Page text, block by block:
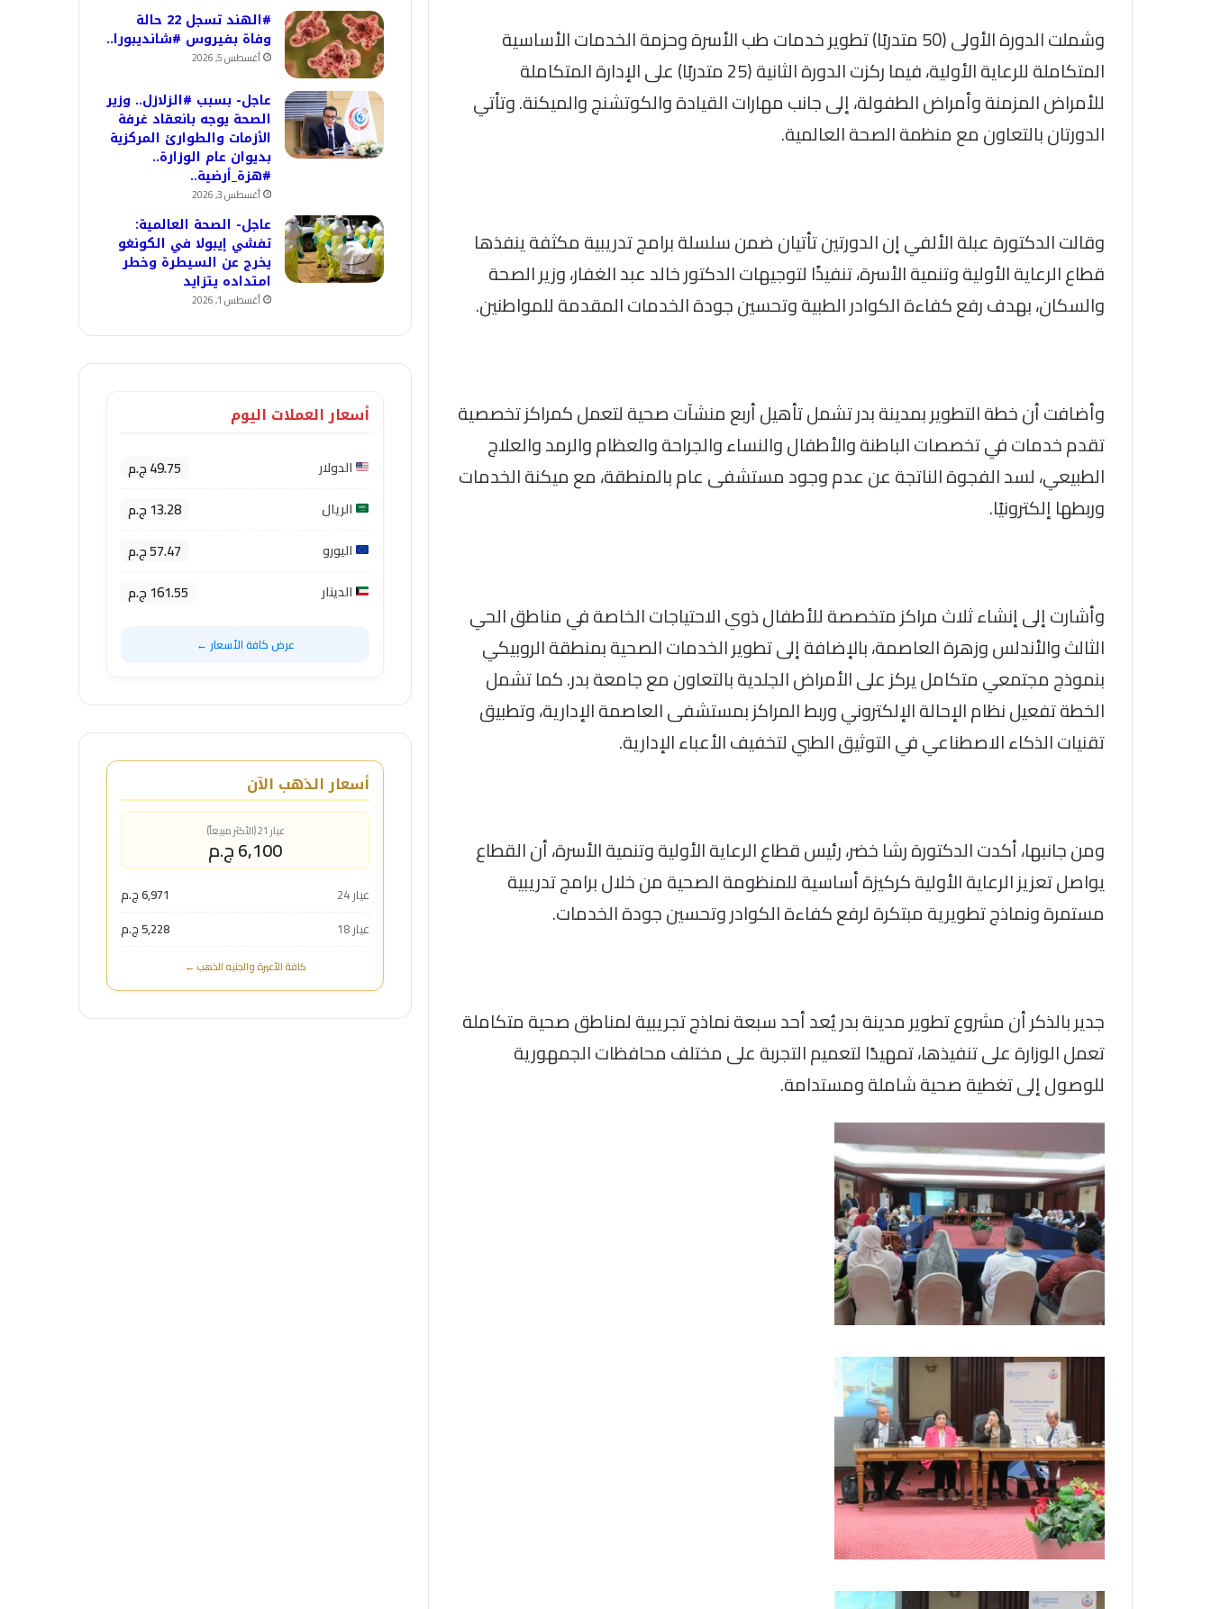
وشملت الدورة الأولى (50 متدربًا) تطوير خدمات طب الأسرة وحزمة الخدمات الأساسية
المتكاملة للرعاية الأولية، فيما ركزت الدورة الثانية (25 متدربًا) على الإدارة المتكاملة
للأمراض المزمنة وأمراض الطفولة، إلى جانب مهارات القيادة والكوتشنج والميكنة. وتأتي
الدورتان بالتعاون مع منظمة الصحة العالمية.
وقالت الدكتورة عبلة الألفي إن الدورتين تأتيان ضمن سلسلة برامج تدريبية مكثفة ينفذها
قطاع الرعاية الأولية وتنمية الأسرة، تنفيذًا لتوجيهات الدكتور خالد عبد الغفار، وزير الصحة
والسكان، بهدف رفع كفاءة الكوادر الطبية وتحسين جودة الخدمات المقدمة للمواطنين.
وأضافت أن خطة التطوير بمدينة بدر تشمل تأهيل أربع منشآت صحية لتعمل كمراكز تخصصية
تقدم خدمات في تخصصات الباطنة والأطفال والنساء والجراحة والعظام والرمد والعلاج
الطبيعي، لسد الفجوة الناتجة عن عدم وجود مستشفى عام بالمنطقة، مع ميكنة الخدمات
وربطها إلكترونيًا.
وأشارت إلى إنشاء ثلاث مراكز متخصصة للأطفال ذوي الاحتياجات الخاصة في مناطق الحي
الثالث والأندلس وزهرة العاصمة، بالإضافة إلى تطوير الخدمات الصحية بمنطقة الروبيكي
بنموذج مجتمعي متكامل يركز على الأمراض الجلدية بالتعاون مع جامعة بدر. كما تشمل
الخطة تفعيل نظام الإحالة الإلكتروني وربط المراكز بمستشفى العاصمة الإدارية، وتطبيق
تقنيات الذكاء الاصطناعي في التوثيق الطبي لتخفيف الأعباء الإدارية.
ومن جانبها، أكدت الدكتورة رشا خضر، رئيس قطاع الرعاية الأولية وتنمية الأسرة، أن القطاع
يواصل تعزيز الرعاية الأولية كركيزة أساسية للمنظومة الصحية من خلال برامج تدريبية
مستمرة ونماذج تطويرية مبتكرة لرفع كفاءة الكوادر وتحسين جودة الخدمات.
جدير بالذكر أن مشروع تطوير مدينة بدر يُعد أحد سبعة نماذج تجريبية لمناطق صحية متكاملة
تعمل الوزارة على تنفيذها، تمهيدًا لتعميم التجربة على مختلف محافظات الجمهورية
للوصول إلى تغطية صحية شاملة ومستدامة.
#الهند تسجل 22 حالة
وفاة بفيروس #شانديبورا..
أغسطس 5, 2026
عاجل- بسبب #الزلازل.. وزير
الصحة يوجه بانعقاد غرفة
الأزمات والطوارئ المركزية
بديوان عام الوزارة..
#هزة_أرضية..
أغسطس 3, 2026
عاجل- الصحة العالمية:
تفشي إيبولا في الكونغو
يخرج عن السيطرة وخطر
امتداده يتزايد
أغسطس 1, 2026
أسعار العملات اليوم
الدولار 49.75 ج.م
الريال 13.28 ج.م
اليورو 57.47 ج.م
الدينار 161.55 ج.م
عرض كافة الأسعار ←
أسعار الذهب الآن
عيار 21 (الأكثر مبيعاً)
6,100 ج.م
عيار 24
6,971 ج.م
عيار 18
5,228 ج.م
كافة الأعيرة والجنيه الذهب ←